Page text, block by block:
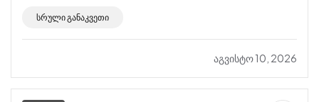
სრული განაკვეთი
აგვისტო 10, 2026